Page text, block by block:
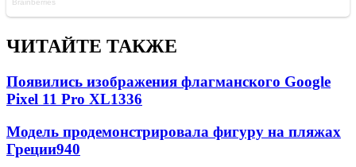
ЧИТАЙТЕ ТАКЖЕ
Появились изображения флагманского Google
Pixel 11 Pro XL1336
Модель продемонстрировала фигуру на пляжах
Греции940